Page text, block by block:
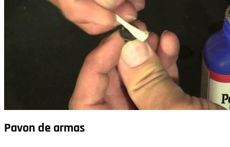
Pavon de armas